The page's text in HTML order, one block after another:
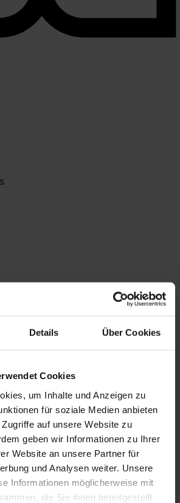
Details Über Cookies
Cookies
um Inhalte und Anzeigen zu
für soziale Medien anbieten
auf unsere Website zu
geben wir Informationen zu Ihrer
Website an unsere Partner für
und Analysen weiter. Unsere
Informationen möglicherweise mit
die Sie ihnen bereitgestellt